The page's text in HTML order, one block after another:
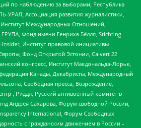
по наблюдению за выборами, Республика
Ассоциация развития журналистики,
Международных Отношений,
Фонд имени Генриха Бёлля, Stichting
Институт правовой инициативы
Фонд Открытой Эстонии, Calvert 22
конгресс, Институт Макдональда-Лорье,
Канады, Декабристы, Международный
Свободная пресса, Возрождение,
, Риддл, Русский антивоенный комитет в
Андрея Сахарова, Форум свободной России,
International, Форум Свободных
с гражданским движением в России –